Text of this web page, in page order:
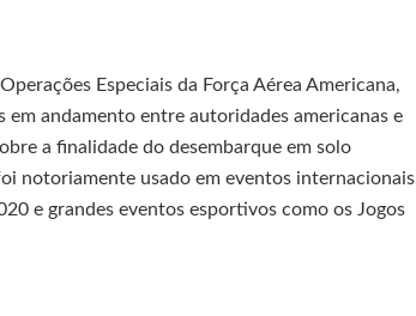
Especiais da Força Aérea Americana,
em andamento entre autoridades americanas e
a finalidade do desembarque em solo
notoriamente usado em eventos internacionais
e grandes eventos esportivos como os Jogos